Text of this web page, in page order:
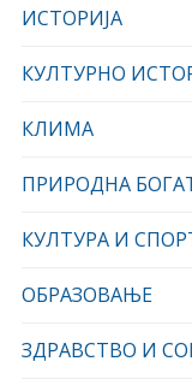
ИСТОРИЈА
КУЛТУРНО
КЛИМА
ПРИРОДНА
КУЛТУРА И
ОБРАЗОВАЊЕ
ЗДРАВСТВО И